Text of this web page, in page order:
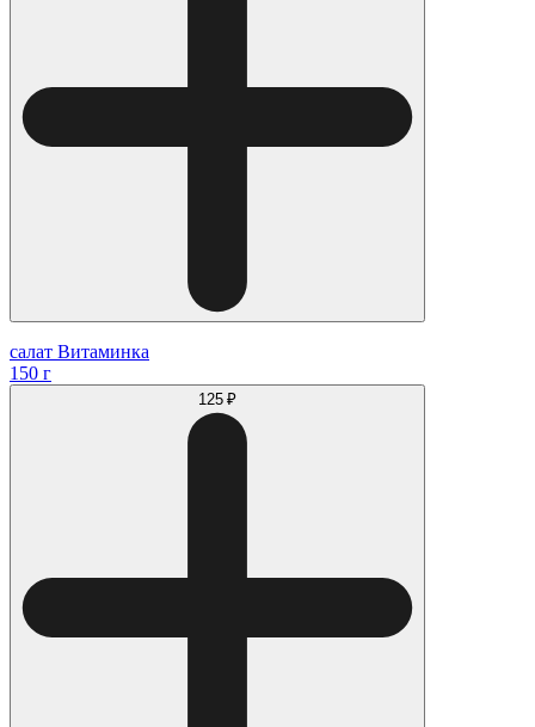
салат Витаминка
150 г
125 ₽